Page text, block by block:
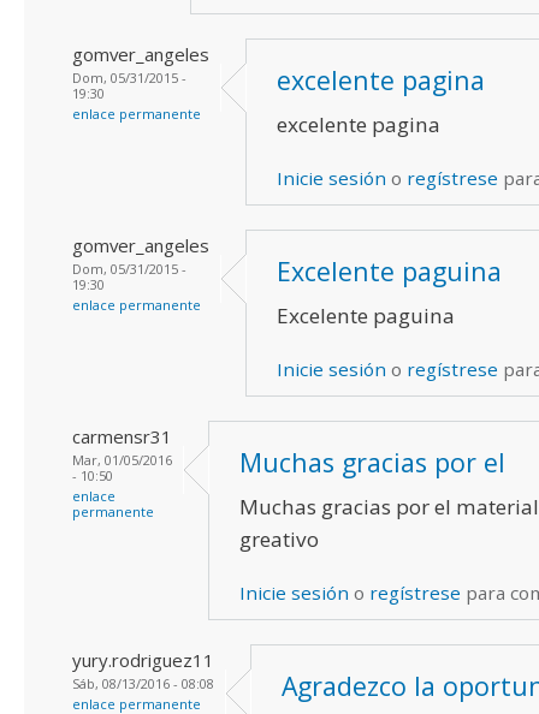
gomver_angeles
Dom, 05/31/2015 -
19:30
enlace permanente
excelente pagina
excelente pagina
Inicie sesión o regístrese
gomver_angeles
Dom, 05/31/2015 -
19:30
enlace permanente
Excelente paguina
Excelente paguina
Inicie sesión o regístrese
carmensr31
Mar, 01/05/2016
- 10:50
enlace
permanente
Muchas gracias por el
Muchas gracias por el
greativo
Inicie sesión o regístrese para
yury.rodriguez11
Sáb, 08/13/2016 - 08:08
enlace permanente
Agradezco la